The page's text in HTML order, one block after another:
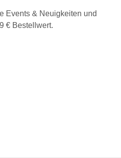
Events & Neuigkeiten und
€ Bestellwert.